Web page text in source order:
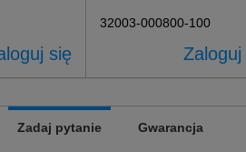
się
32003-000800-100
Zaloguj
Zadaj pytanie Gwarancja